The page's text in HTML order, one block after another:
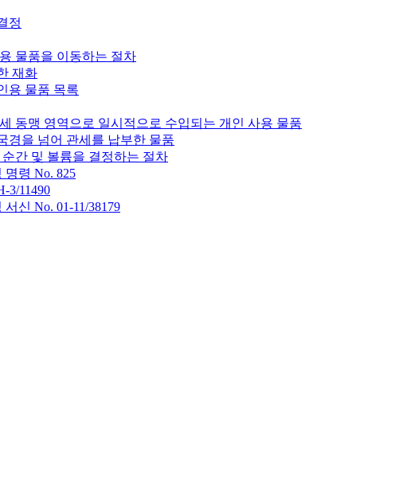
정
물품을 이동하는 절차
재화
용 물품 목록
동맹 영역으로 일시적으로 수입되는 개인 사용 물품
경을 넘어 관세를 납부한 물품
간 및 볼륨을 결정하는 절차
명령 No. 825
3/11490
신 No. 01-11/38179